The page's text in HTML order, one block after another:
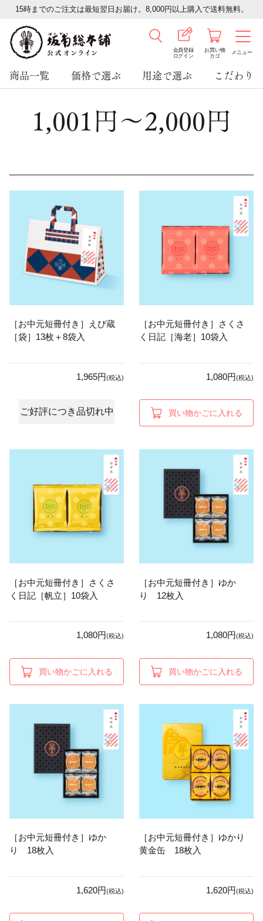
15時までのご注文は最短翌日お届け。8,000円以上購入で送料無料。
会員登録
ログイン
お買い物
カゴ
メニュー
商品一覧 価格で選ぶ 用途で選ぶ こだわり
1,001円～2,000円
［お中元短冊付き］えび蔵
［袋］13枚＋8袋入
1,965円(税込)
ご好評につき品切れ中
［お中元短冊付き］さくさ
く日記［海老］10袋入
1,080円(税込)
買い物かごに入れる
［お中元短冊付き］さくさ
く日記［帆立］10袋入
1,080円(税込)
買い物かごに入れる
［お中元短冊付き］ゆか
り 12枚入
1,080円(税込)
買い物かごに入れる
［お中元短冊付き］ゆか
り 18枚入
1,620円(税込)
［お中元短冊付き］ゆかり
黄金缶 18枚入
1,620円(税込)